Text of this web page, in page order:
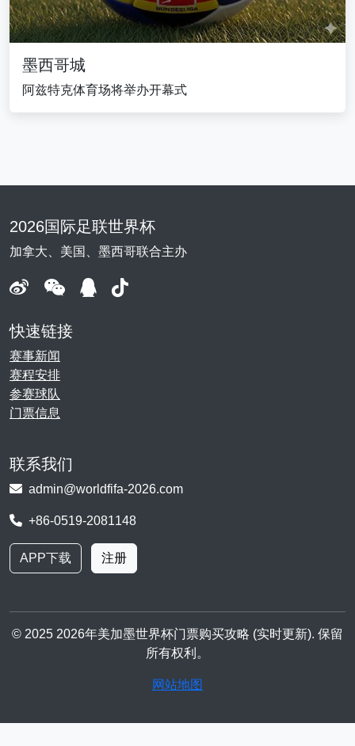
墨西哥城
阿兹特克体育场将举办开幕式
2026国际足联世界杯
加拿大、美国、墨西哥联合主办
快速链接
赛事新闻
赛程安排
参赛球队
门票信息
联系我们
admin@worldfifa-2026.com
+86-0519-2081148
APP下载 注册
© 2025 2026年美加墨世界杯门票购买攻略 (实时更新). 保留
所有权利。
网站地图